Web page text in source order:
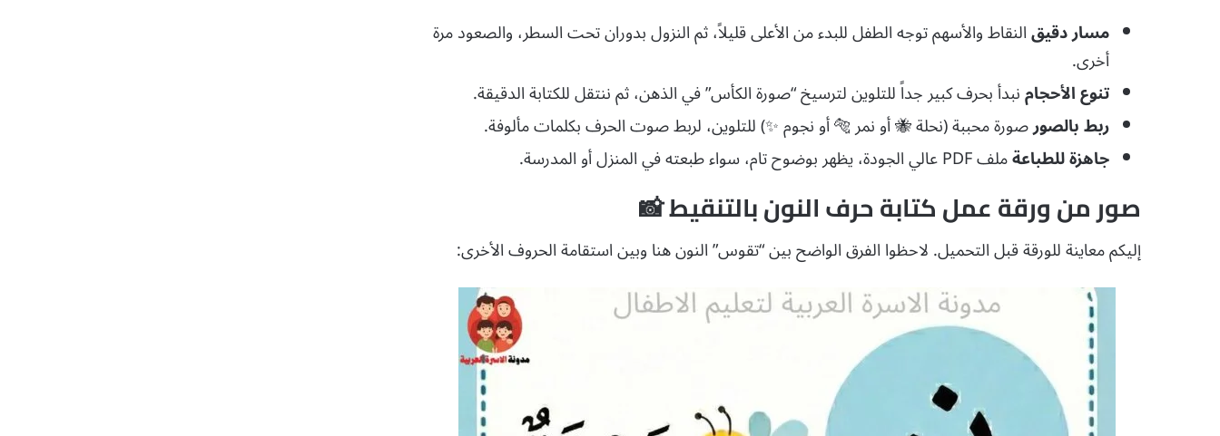
مسار دقيقالنقاط والأسهم توجه الطفل للبدء من الأعلى قليلاً، ثم النزول بدوران تحت السطر، والصعود مرة
أخرى.
تنوع الأحجامنبدأ بحرف كبير جداً للتلوين لترسيخ “صورة الكأس” في الذهن، ثم ننتقل للكتابة الدقيقة.
ربط بالصورصورة محببة (نحلة 🐝 أو نمر 🐅 أو نجوم ✨) للتلوين، لربط صوت الحرف بكلمات مألوفة.
جاهزة للطباعةملف PDF عالي الجودة، يظهر بوضوح تام، سواء طبعته في المنزل أو المدرسة.
صور من ورقة عمل كتابة حرف النون بالتنقيط 📸
إليكم معاينة للورقة قبل التحميل.لاحظوا الفرق الواضح بين “تقوس” النون هنا وبين استقامة الحروف الأخرى: